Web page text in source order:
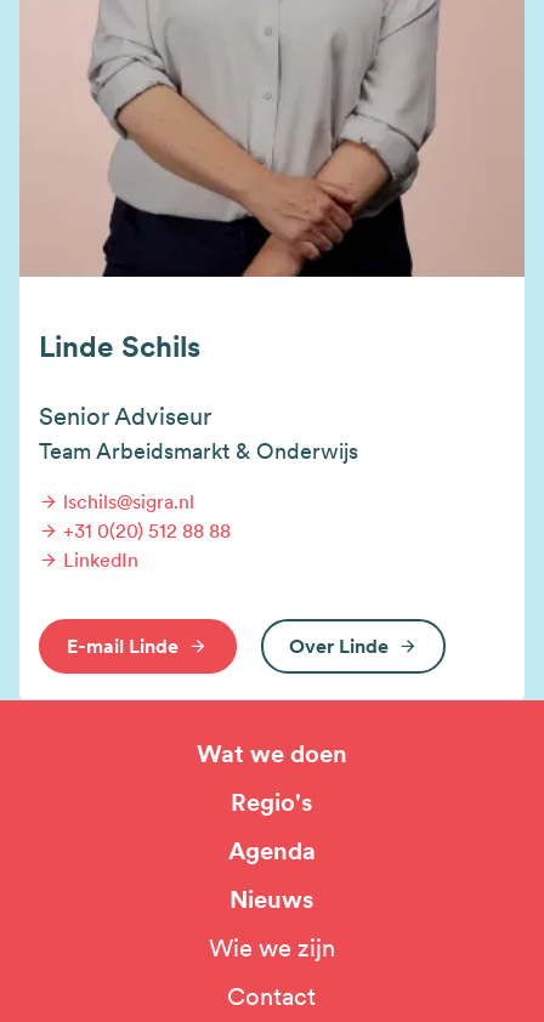
Linde Schils
Senior Adviseur
Team Arbeidsmarkt & Onderwijs
lschils@sigra.nl
+31 0(20) 512 88 88
LinkedIn
E-mail Linde Over Linde
Wat we doen
Regio's
Agenda
Nieuws
Wie we zijn
Contact